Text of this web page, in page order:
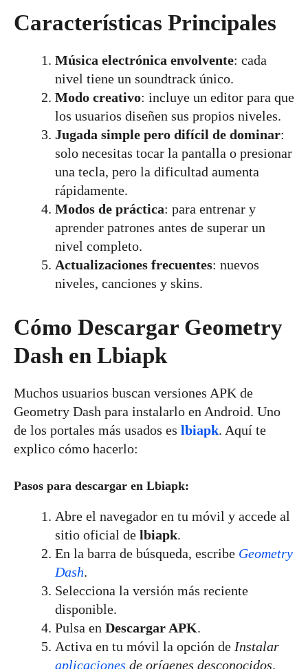
Características Principales
Música electrónica envolvente: cada
nivel tiene un soundtrack único.
Modo creativo: incluye un editor para que
los usuarios diseñen sus propios niveles.
Jugada simple pero difícil de dominar:
solo necesitas tocar la pantalla o presionar
una tecla, pero la dificultad aumenta
rápidamente.
Modos de práctica: para entrenar y
aprender patrones antes de superar un
nivel completo.
Actualizaciones frecuentes: nuevos
niveles, canciones y skins.
Cómo Descargar Geometry
Dash en Lbiapk
Muchos usuarios buscan versiones APK de
Geometry Dash para instalarlo en Android. Uno
de los portales más usados es lbiapk. Aquí te
explico cómo hacerlo:
Pasos para descargar en Lbiapk:
Abre el navegador en tu móvil y accede al
sitio oficial de lbiapk.
En la barra de búsqueda, escribe Geometry
Dash.
Selecciona la versión más reciente
disponible.
Pulsa en Descargar APK.
Activa en tu móvil la opción de Instalar
aplicaciones de orígenes desconocidos.